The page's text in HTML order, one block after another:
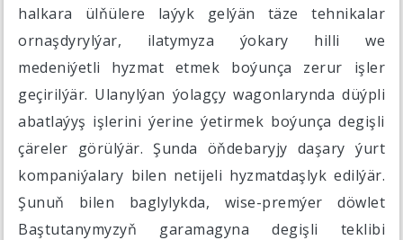
halkara ülňülere laýyk gelýän täze tehnikalar
ornaşdyrylýar, ilatymyza ýokary hilli we
medeniýetli hyzmat etmek boýunça zerur işler
geçirilýär. Ulanylýan ýolagçy wagonlarynda düýpli
abatlaýyş işlerini ýerine ýetirmek boýunça degişli
çäreler görülýär. Şunda öňdebaryjy daşary ýurt
kompaniýalary bilen netijeli hyzmatdaşlyk edilýär.
Şunuň bilen baglylykda, wise-premýer döwlet
Baştutanymyzyň garamagyna degişli teklibi